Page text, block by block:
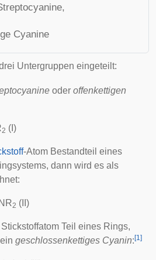
Cyanine
Untergruppen eingeteilt:
oder offenkettigen
2 (I)
-Atom Bestandteil eines
dann wird es als
2 (II)
Teil eines Rings,
geschlossenkettiges Cyanin: [1]